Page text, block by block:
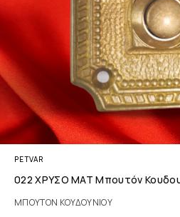
PETVAR
022 ΧΡΥΣΟ ΜΑΤ Μπουτόν
ΜΠΟΥΤΟΝ ΚΟΥΔΟΥΝΙΟΥ